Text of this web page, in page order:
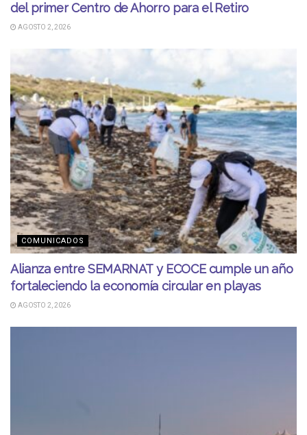
del primer Centro de Ahorro para el Retiro
AGOSTO 2, 2026
COMUNICADOS
Alianza entre SEMARNAT y ECOCE cumple un año
fortaleciendo la economía circular en playas
AGOSTO 2, 2026